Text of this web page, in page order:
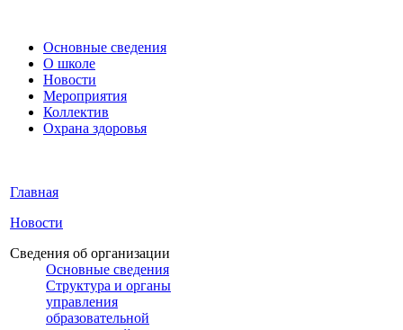
Основные сведения
О школе
Новости
Мероприятия
Коллектив
Охрана здоровья
Главная
Новости
Сведения об организации
Основные сведения
Структура и органы
управления
образовательной